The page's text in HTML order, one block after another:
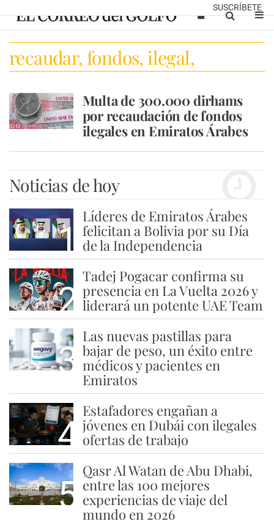
SUSCRÍBETE
recaudar, fondos, ilegal,
emiratos, dubai, abu dhabi,
financ
Multa de 300.000 dirhams
por recaudación de fondos
ilegales en Emiratos Árabes
Noticias de hoy
1
Líderes de Emiratos Árabes
felicitan a Bolivia por su Día
de la Independencia
2
Tadej Pogacar confirma su
presencia en La Vuelta 2026 y
liderará un potente UAE Team
3
Las nuevas pastillas para
bajar de peso, un éxito entre
médicos y pacientes en
Emiratos
4
Estafadores engañan a
jóvenes en Dubái con ilegales
ofertas de trabajo
5
Qasr Al Watan de Abu Dhabi,
entre las 100 mejores
experiencias de viaje del
mundo en 2026